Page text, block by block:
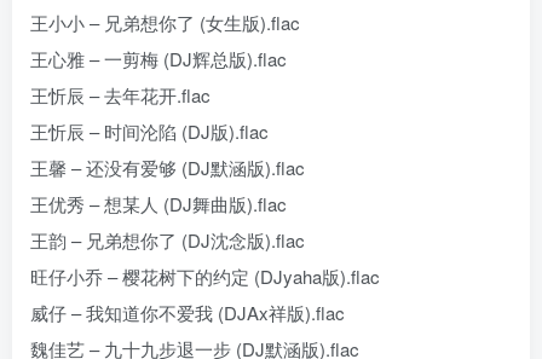
王小小 – 兄弟想你了 (女生版).flac
王心雅 – 一剪梅 (DJ辉总版).flac
王忻辰 – 去年花开.flac
王忻辰 – 时间沦陷 (DJ版).flac
王馨 – 还没有爱够 (DJ默涵版).flac
王优秀 – 想某人 (DJ舞曲版).flac
王韵 – 兄弟想你了 (DJ沈念版).flac
旺仔小乔 – 樱花树下的约定 (DJyaha版).flac
威仔 – 我知道你不爱我 (DJAx祥版).flac
魏佳艺 – 九十九步退一步 (DJ默涵版).flac